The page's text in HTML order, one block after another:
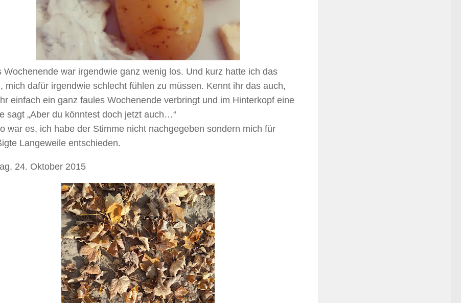
Wochenende war irgendwie ganz wenig los. Und kurz hatte ich das
mich dafür irgendwie schlecht fühlen zu müssen. Kennt ihr das auch,
einfach ein ganz faules Wochenende verbringt und im Hinterkopf eine
sagt „Aber du könntest doch jetzt auch…“
war es, ich habe der Stimme nicht nachgegeben sondern mich für
Langeweile entschieden.
24. Oktober 2015